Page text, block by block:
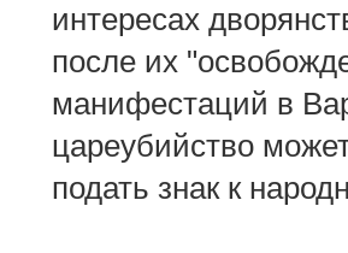
интересах
после их
манифестаций в
цареубийство
подать знак к